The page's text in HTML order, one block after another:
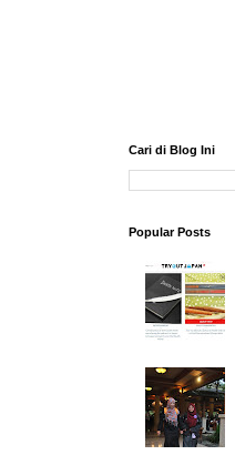
Cari di Blog Ini
Popular Posts